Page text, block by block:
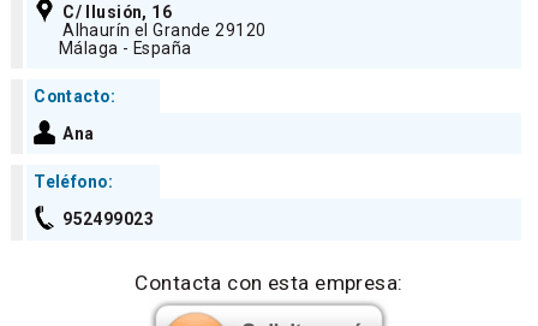
C/ Ilusión, 16
Alhaurín el Grande 29120
Málaga - España
Contacto:
Ana
Teléfono:
952499023
Contacta con esta empresa: